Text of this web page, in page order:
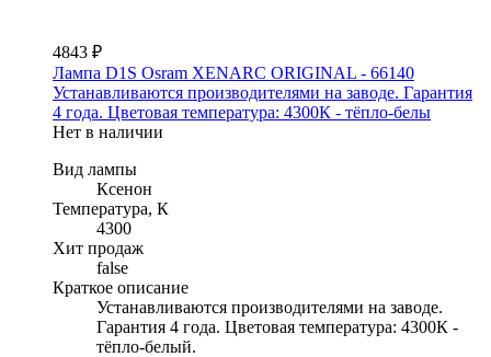
4843 ₽
Лампа D1S Osram XENARC ORIGINAL - 66140
Устанавливаются производителями на заводе. Гарантия
4 года. Цветовая температура: 4300К - тёпло-белы
Нет в наличии
Вид лампы
Ксенон
Температура, К
4300
Хит продаж
false
Краткое описание
Устанавливаются производителями на заводе.
Гарантия 4 года. Цветовая температура: 4300К -
тёпло-белый.